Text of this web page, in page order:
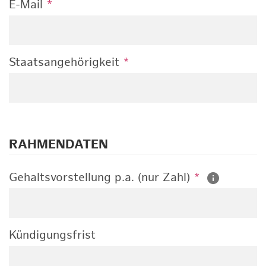
E-Mail *
Staatsangehörigkeit *
RAHMENDATEN
Gehaltsvorstellung p.a. (nur Zahl) *
Kündigungsfrist